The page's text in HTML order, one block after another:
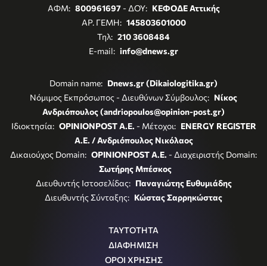
ΑΦΜ: 800961697- ΔΟΥ: ΚΕΦΟΔΕ Αττικής
ΑΡ. ΓΕΜΗ: 145803601000
Τηλ: 210 3608484
E-mail: info@dnews.gr
Domain name: Dnews.gr (Dikaiologitika.gr)
Νόμιμος Εκπρόσωπος - Διευθύνων Σύμβουλος: Νίκος
Ανδριόπουλος (andriopoulos@opinion-post.gr)
Ιδιοκτησία: OPINIONPOST A.E. - Μέτοχοι: ENERGY REGISTER
Α.Ε. / Ανδριόπουλος Νικόλαος
Δικαιούχος Domain: OPINIONPOST A.E. - Διαχειριστής Domain:
Σωτήρης Μπέσκος
Διευθυντής Ιστοσελίδας: Παναγιώτης Ευθυμιάδης
Διευθυντής Σύνταξης: Κώστας Σαρρηκώστας
ΤΑΥΤΟΤΗΤΑ
ΔΙΑΦΗΜΙΣΗ
ΟΡΟΙ ΧΡΗΣΗΣ